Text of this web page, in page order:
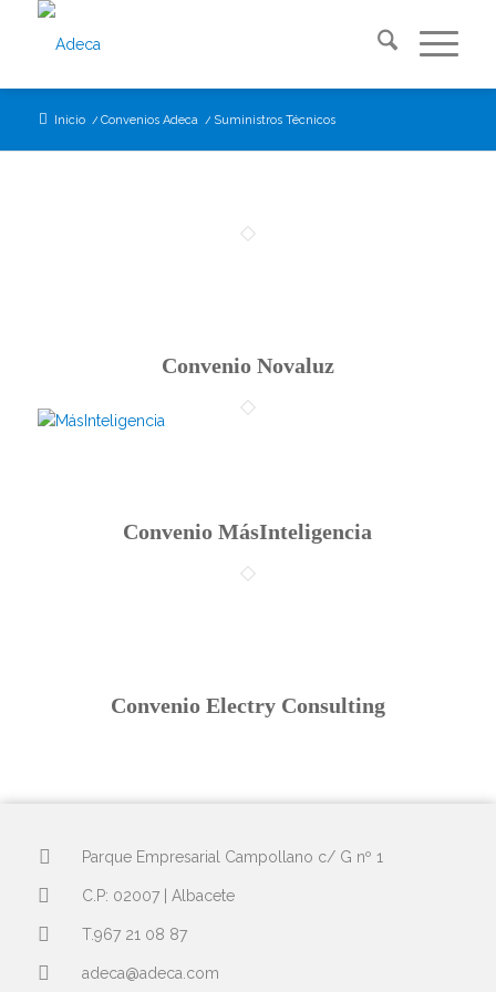
Inicio / Convenios Adeca / Suministros Técnicos
Convenio Novaluz
Convenio MásInteligencia
Convenio Electry Consulting
Parque Empresarial Campollano c/ G nº 1
C.P: 02007 | Albacete
T.967 21 08 87
adeca@adeca.com